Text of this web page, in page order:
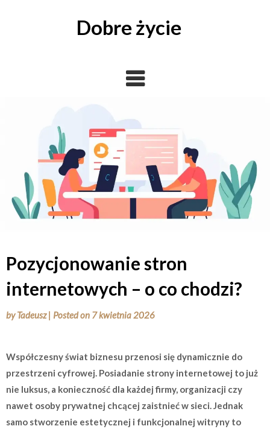
Dobre życie
Pozycjonowanie stron
internetowych – o co chodzi?
byTadeusz | Posted on 7 kwietnia 2026
Współczesny świat biznesu przenosi się dynamicznie do
przestrzeni cyfrowej. Posiadanie strony internetowej to już
nie luksus, a konieczność dla każdej firmy, organizacji czy
nawet osoby prywatnej chcącej zaistnieć w sieci. Jednak
samo stworzenie estetycznej i funkcjonalnej witryny to